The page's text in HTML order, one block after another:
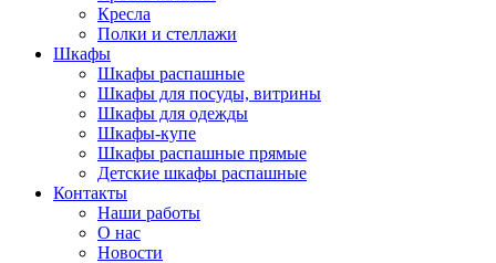
Кресла
Полки и стеллажи
Шкафы
Шкафы распашные
Шкафы для посуды, витрины
Шкафы для одежды
Шкафы-купе
Шкафы распашные прямые
Детские шкафы распашные
Контакты
Наши работы
О нас
Новости